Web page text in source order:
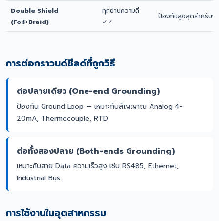
Double Shield
(Foil+Braid)
ทุกย่านความถี่
✓✓
ป้องกันสูงสุดสำหรับง
การต่อกราวนด์ชีลด์ที่ถูกวิธี
ต่อปลายเดียว (One-end Grounding)
ป้องกัน Ground Loop — เหมาะกับสัญญาณ Analog 4-
20mA, Thermocouple, RTD
ต่อทั้งสองปลาย (Both-ends Grounding)
เหมาะกับสาย Data ความเร็วสูง เช่น RS485, Ethernet,
Industrial Bus
การใช้งานในอุตสาหกรรม